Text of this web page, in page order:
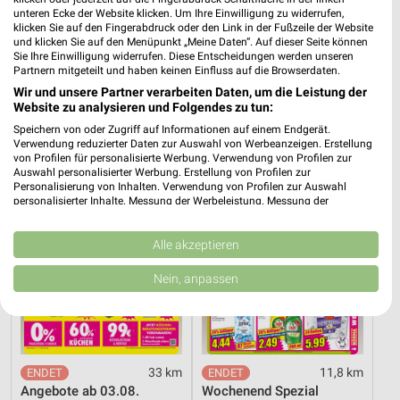
10,6 km
Angebote ab 05.08.
Gültig bis Di. 11.08.
11,8 km
Wochenend Spezial
Gültig ab Fr. 14.08.
Möbel Boss
33 km
Angebote ab 03.08.
NORMA
11,8 km
Wochenend Spezial
unteren Ecke der Website klicken. Um Ihre Einwilligung zu widerrufen,
klicken Sie auf den Fingerabdruck oder den Link in der Fußzeile der Website
und klicken Sie auf den Menüpunkt „Meine Daten“. Auf dieser Seite können
Sie Ihre Einwilligung widerrufen. Diese Entscheidungen werden unseren
Partnern mitgeteilt und haben keinen Einfluss auf die Browserdaten.
Wir und unsere Partner verarbeiten Daten, um die Leistung der
Website zu analysieren und Folgendes zu tun:
Speichern von oder Zugriff auf Informationen auf einem Endgerät.
Verwendung reduzierter Daten zur Auswahl von Werbeanzeigen. Erstellung
von Profilen für personalisierte Werbung. Verwendung von Profilen zur
Auswahl personalisierter Werbung. Erstellung von Profilen zur
Personalisierung von Inhalten. Verwendung von Profilen zur Auswahl
personalisierter Inhalte. Messung der Werbeleistung. Messung der
Kombinationen von Daten aus verschiedenen Quellen. Entwicklung und
Verbesserung der Angebote. Verwendung reduzierter Daten zur Auswahl
von Inhalten.
Daten können außerhalb der Europäischen Union weitergegeben und in die
USA gesendet werden.
Website/App.
Partnerliste anzeigen (1 IAB-Anbieter)
Wir nutzen Ihre Daten für folgende Zwecke:
IAB-Verarbeitungszwecke:
Alle akzeptieren
Nein, anpassen